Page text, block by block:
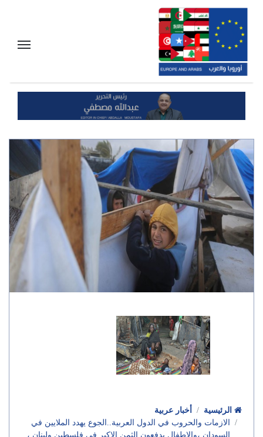
أخبار عربية
الازمات والحروب في الدول العربية..الجوع يهدد الملايين في
السودان ،والاطفال يدفعون الثمن الاكبر في فلسطين ولبنان ،